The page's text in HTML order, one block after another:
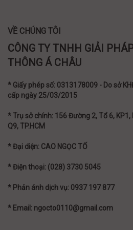
VỀ CHÚNG TÔI
CÔNG TY TNHH GIẢI
THÔNG Á CHÂU
* Giấy phép số: 0313178009 - Do sở
cấp ngày 25/03/2015
* Trụ sở chính: 156 Đường 2, Tổ 6,
Q9, TP.HCM
* Đại diện: CAO NGỌC TỐ
* Điện thoại: (028) 3730 5045
* Phản ánh dịch vụ: 0937 197 877
* Email: ngocto0110@gmail.com